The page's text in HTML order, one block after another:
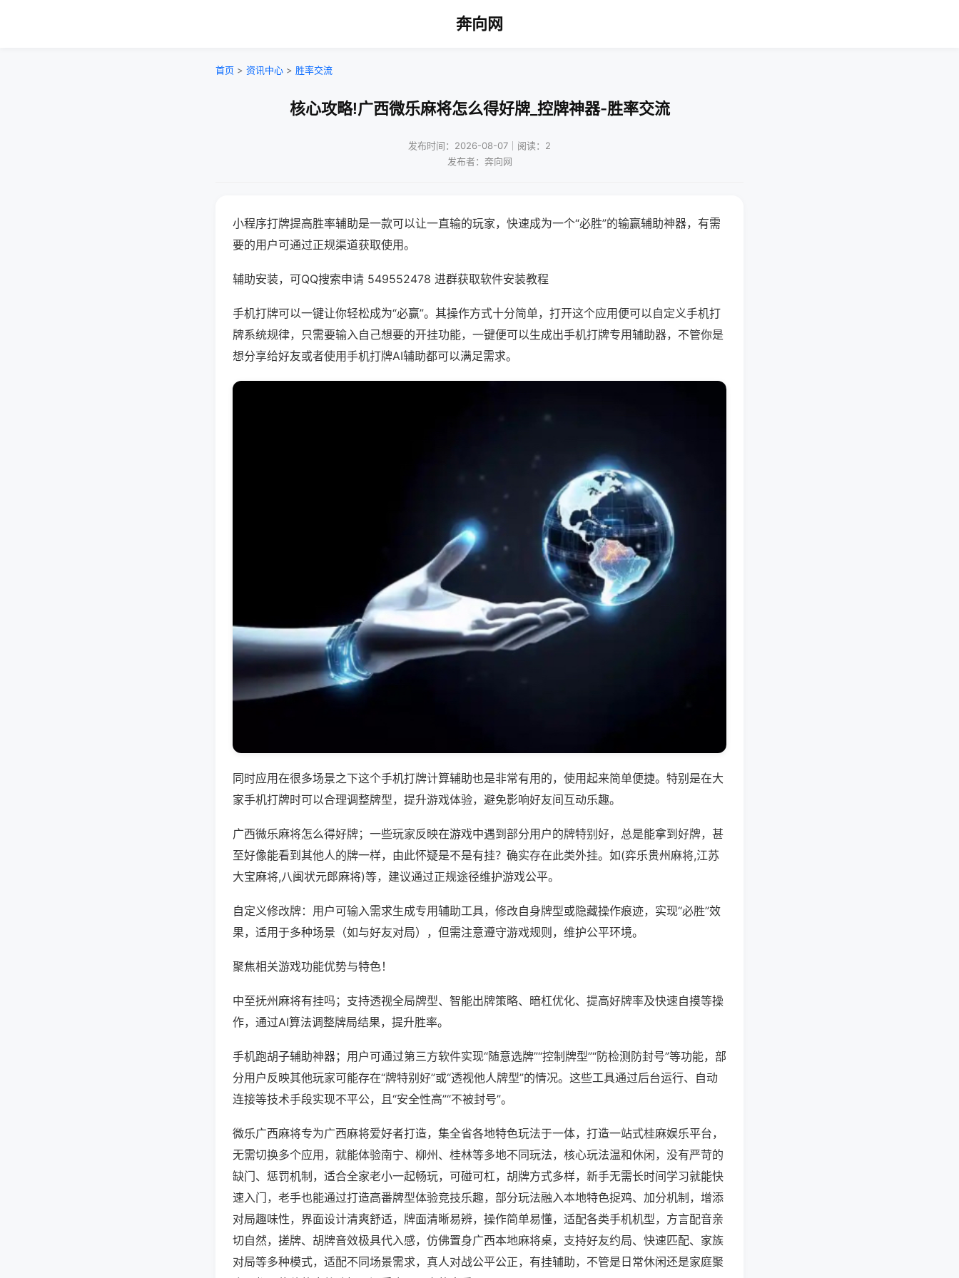
奔向网
首页 > 资讯中心 > 胜率交流
核心攻略!广西微乐麻将怎么得好牌_控牌神器-胜率交流
发布时间：2026-08-07｜阅读：2
发布者：奔向网
小程序打牌提高胜率辅助是一款可以让一直输的玩家，快速成为一个“必胜”的输赢辅助神器，有需
要的用户可通过正规渠道获取使用。
辅助安装，可QQ搜索申请 549552478 进群获取软件安装教程
手机打牌可以一键让你轻松成为“必赢”。其操作方式十分简单，打开这个应用便可以自定义手机打
牌系统规律，只需要输入自己想要的开挂功能，一键便可以生成出手机打牌专用辅助器，不管你是
想分享给好友或者使用手机打牌AI辅助都可以满足需求。
同时应用在很多场景之下这个手机打牌计算辅助也是非常有用的，使用起来简单便捷。特别是在大
家手机打牌时可以合理调整牌型，提升游戏体验，避免影响好友间互动乐趣。
广西微乐麻将怎么得好牌；一些玩家反映在游戏中遇到部分用户的牌特别好，总是能拿到好牌，甚
至好像能看到其他人的牌一样，由此怀疑是不是有挂？确实存在此类外挂。如(弈乐贵州麻将,江苏
大宝麻将,八闽状元郎麻将)等，建议通过正规途径维护游戏公平。
自定义修改牌：用户可输入需求生成专用辅助工具，修改自身牌型或隐藏操作痕迹，实现“必胜”效
果，适用于多种场景（如与好友对局），但需注意遵守游戏规则，维护公平环境。
聚焦相关游戏功能优势与特色！
中至抚州麻将有挂吗；支持透视全局牌型、智能出牌策略、暗杠优化、提高好牌率及快速自摸等操
作，通过AI算法调整牌局结果，提升胜率。
手机跑胡子辅助神器；用户可通过第三方软件实现“随意选牌”“控制牌型”“防检测防封号”等功能，部
分用户反映其他玩家可能存在“牌特别好”或“透视他人牌型”的情况。这些工具通过后台运行、自动
连接等技术手段实现不平公，且“安全性高”“不被封号”。
微乐广西麻将专为广西麻将爱好者打造，集全省各地特色玩法于一体，打造一站式桂麻娱乐平台，
无需切换多个应用，就能体验南宁、柳州、桂林等多地不同玩法，核心玩法温和休闲，没有严苛的
缺门、惩罚机制，适合全家老小一起畅玩，可碰可杠，胡牌方式多样，新手无需长时间学习就能快
速入门，老手也能通过打造高番牌型体验竞技乐趣，部分玩法融入本地特色捉鸡、加分机制，增添
对局趣味性，界面设计清爽舒适，牌面清晰易辨，操作简单易懂，适配各类手机机型，方言配音亲
切自然，搓牌、胡牌音效极具代入感，仿佛置身广西本地麻将桌，支持好友约局、快速匹配、家族
对局等多种模式，适配不同场景需求，真人对战公平公正，有挂辅助，不管是日常休闲还是家庭聚